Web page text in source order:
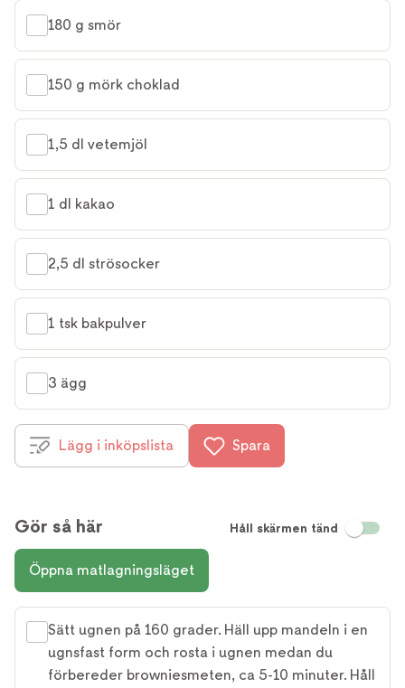
180 g smör
150 g mörk choklad
1,5 dl vetemjöl
1 dl kakao
2,5 dl strösocker
1 tsk bakpulver
3 ägg
Lägg i inköpslista Spara
Gör så här Håll skärmen tänd
Öppna matlagningsläget
Sätt ugnen på 160 grader. Häll upp mandeln i en
ugnsfast form och rosta i ugnen medan du
förbereder browniesmeten, ca 5-10 minuter. Håll